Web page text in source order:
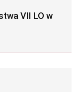
VII LO w